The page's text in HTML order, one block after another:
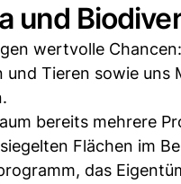
und
wertvolle
Tieren sowie uns
bereits mehrere
Flächen im
das